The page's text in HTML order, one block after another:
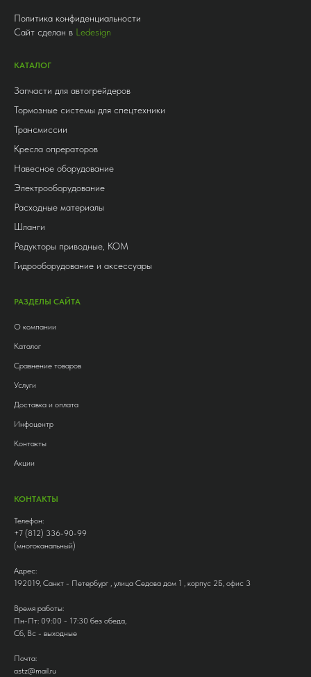
Политика конфиденциальности
Сайт сделан в Ledesign
КАТАЛОГ
Запчасти для автогрейдеров
Тормозные системы для спецтехники
Трансмиссии
Кресла опрераторов
Навесное оборудование
Электрооборудование
Расходные материалы
Шланги
Редукторы приводные, КОМ
Гидрооборудование и аксессуары
РАЗДЕЛЫ САЙТА
О компании
Каталог
Сравнение товаров
Услуги
Доставка и оплата
Инфоцентр
Контакты
Акции
КОНТАКТЫ
Телефон:
+7 (812) 336-90-99
(многоканальный)
Адрес:
192019, Санкт - Петербург , улица Седова дом 1 , корпус 2Б, офис 3
Время работы:
Пн-Пт: 09:00 - 17:30 без обеда,
Сб, Вс - выходные
Почта:
astz@mail.ru